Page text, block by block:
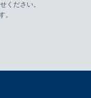
ください。
。